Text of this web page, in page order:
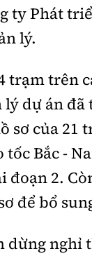
ty Phát
lý.
trạm trên
lý dự án
sơ của 21
tốc Bắc -
đoạn 2.
để bổ
dừng nghỉ